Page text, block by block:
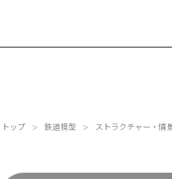
トップ ＞ 鉄道模型 ＞ ストラクチャー・情